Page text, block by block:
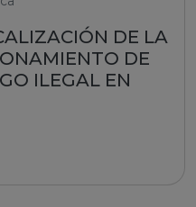
DE LA
DE
ILEGAL EN